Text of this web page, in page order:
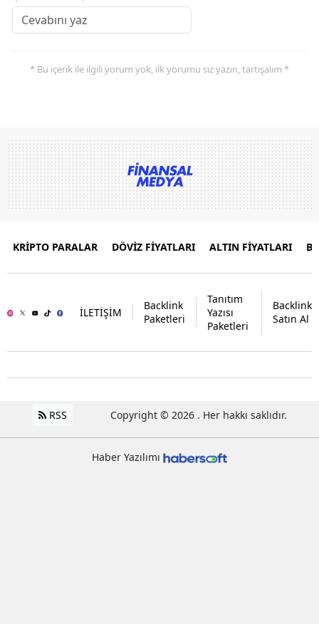
* Bu içerik ile ilgili yorum yok, ilk yorumu siz yazın, tartışalım *
KRİPTO PARALAR DÖVİZ FİYATLARI ALTIN FİYATLARI
İLETİŞİM
Backlink
Paketleri
Tanıtım
Yazısı
Paketleri
Backlink
Satın Al
RSS Copyright © 2026 . Her hakkı saklıdır.
Haber Yazılımı